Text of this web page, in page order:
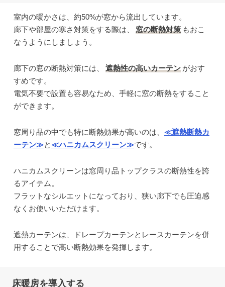
室内の暖かさは、約50%が窓から流出しています。
廊下や部屋の寒さ対策をする際は、
窓の断熱対策 もおこ
なうようにしましょう。
廊下の窓の断熱対策には、 遮熱性の高いカーテン がおす
すめです。
電気不要で設置も容易なため、手軽に窓の断熱をすること
ができます。
窓周り品の中でも特に断熱効果が高いのは、 ≪遮熱断熱カ
ーテン≫と≪ハニカムスクリーン≫です。
ハニカムスクリーンは窓周り品トップクラスの断熱性を誇
るアイテム。
フラットなシルエットになっており、狭い廊下でも圧迫感
なくお使いいただけます。
遮熱カーテンは、ドレープカーテンとレースカーテンを併
用することで高い断熱効果を発揮します。
床暖房を導入する